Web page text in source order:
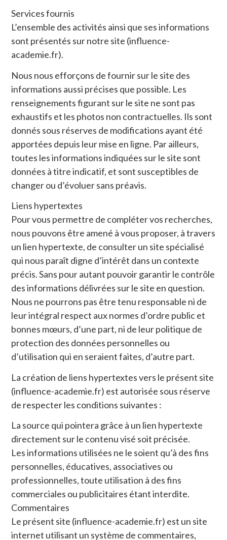
Services fournis
L’ensemble des activités ainsi que ses informations
sont présentés sur notre site (influence-
academie.fr).
Nous nous efforçons de fournir sur le site des
informations aussi précises que possible. Les
renseignements figurant sur le site ne sont pas
exhaustifs et les photos non contractuelles. Ils sont
donnés sous réserves de modifications ayant été
apportées depuis leur mise en ligne. Par ailleurs,
toutes les informations indiquées sur le site sont
données à titre indicatif, et sont susceptibles de
changer ou d’évoluer sans préavis.
Liens hypertextes
Pour vous permettre de compléter vos recherches,
nous pouvons être amené à vous proposer, à travers
un lien hypertexte, de consulter un site spécialisé
qui nous paraît digne d’intérêt dans un contexte
précis. Sans pour autant pouvoir garantir le contrôle
des informations délivrées sur le site en question.
Nous ne pourrons pas être tenu responsable ni de
leur intégral respect aux normes d’ordre public et
bonnes mœurs, d’une part, ni de leur politique de
protection des données personnelles ou
d’utilisation qui en seraient faites, d’autre part.
La création de liens hypertextes vers le présent site
(influence-academie.fr) est autorisée sous réserve
de respecter les conditions suivantes :
La source qui pointera grâce à un lien hypertexte
directement sur le contenu visé soit précisée.
Les informations utilisées ne le soient qu’à des fins
personnelles, éducatives, associatives ou
professionnelles, toute utilisation à des fins
commerciales ou publicitaires étant interdite.
Commentaires
Le présent site (influence-academie.fr) est un site
internet utilisant un système de commentaires,